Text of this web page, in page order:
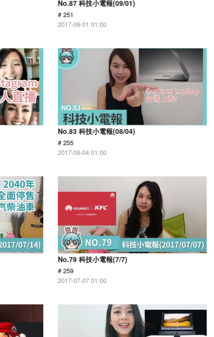
No.87 科技小電報(09/01)
# 251
2017-09-01 01:00
No.83 科技小電報(08/04)
# 255
2017-08-04 01:00
No.79 科技小電報(7/7)
# 259
2017-07-07 01:00